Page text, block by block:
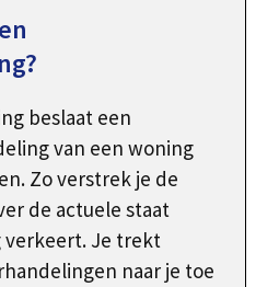
beslaat een
van een woning
Zo verstrek je de
de actuele staat
verkeert. Je trekt
naar je toe